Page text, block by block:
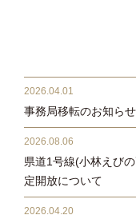
2026.04.01
事務局移転のお知らせ
2026.08.06
県道1号線(小林えび
定開放について
2026.04.20